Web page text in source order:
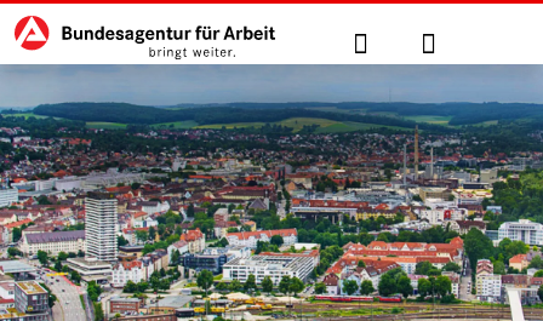
zu den Hauptinhalten springen
Hauptnavigation Suche Anmelden